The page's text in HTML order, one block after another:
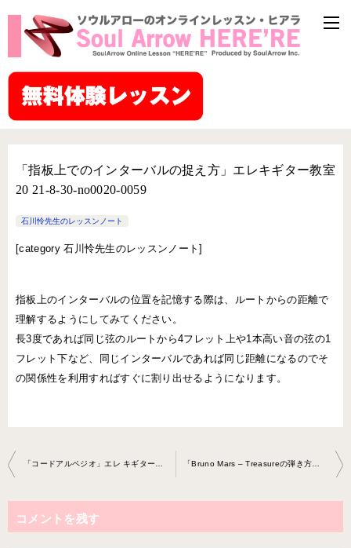
「指板上でのインターバルの捉え方」エレキギター教室
20 21-8-30-no0020-0059
石川怜先生のレッスンノート
[category 石川怜先生のレッスンノート]
指板上のインターバルの位置を記憶する際は、ルートからの距離で
理解するようにしてみてください。
長3度であれば同じ弦のルートから4フレット上や1本高い音の弦の1
フレット下など、同じインターバルであれば同じ距離になるのでそ
の関係性を利用すればすぐに割り出せるようになります。
投
稿
ナ
ビ
「コードアルペジオ」エレ キギター教室 2021-8-30-no0020-0059 「Bruno Mars – Treasureの弾き方」エレキ ギター教室 2021-9-8-no0020-0060
コメントを残す